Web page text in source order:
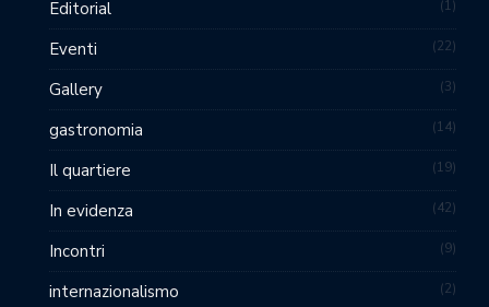
Editorial 1
Eventi 22
Gallery 3
gastronomia 14
Il quartiere 19
In evidenza 42
Incontri 9
internazionalismo 2